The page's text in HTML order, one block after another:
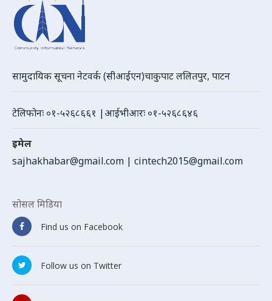
सामुदायिक सूचना नेटवर्क (सीआईएन)चाकुपाट ललितपुर, पाटन
टेलिफोनः ०१-५२६८६६१ |आईभीआरः ०१-५२६८६४६
इमेल
sajhakhabar@gmail.com | cintech2015@gmail.com
सोसल मिडिया
Find us on Facebook
Follow us on Twitter